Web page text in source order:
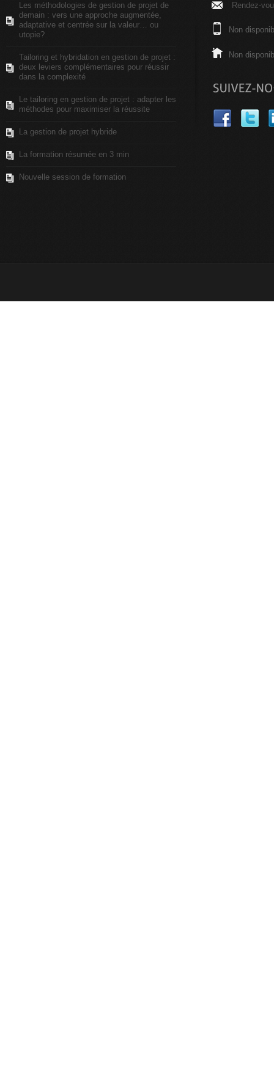
Les méthodologies de gestion de projet de
demain : vers une approche augmentée,
adaptative et centrée sur la valeur… ou
utopie?
Tailoring et hybridation en gestion de projet :
deux leviers complémentaires pour réussir
dans la complexité
Le tailoring en gestion de projet : adapter les
méthodes pour maximiser la réussite
La gestion de projet hybride
La formation résumée en 3 min
Nouvelle session de formation
Rendez-
Non
Non